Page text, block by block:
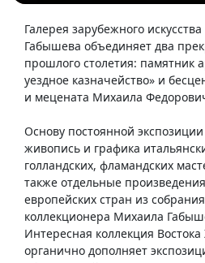
Галерея зарубежного
Габышева объединяет два
прошлого столетия: памятник
уездное казначейство» и
и мецената Михаила
Основу постоянной
живопись и графика
голландских, фламандских
также отдельные
европейских стран из собрания
коллекционера Михаила
Интересная коллекция Востока
органично дополняет